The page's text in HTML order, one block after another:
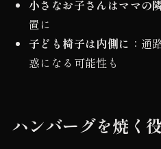
小さなお子さんはママの
置に
子ども椅子は内側に ：通
惑になる可能性も
ハンバーグを焼く